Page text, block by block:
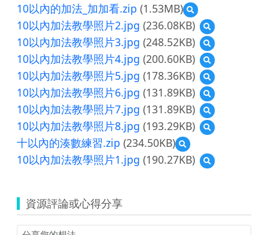
10以內的加法_加加看.zip (1.53MB)
預
覽
10
以
內
的
加
法
_
加
加
看.zip
10以內加法教學照片2.jpg (236.08KB)
預
覽
10
以
內
加
法
教
學
照
10以內加法教學照片3.jpg (248.52KB)
預
覽
10
以
內
加
法
教
學
片
3.jpg
10以內加法教學照片4.jpg (200.60KB)
預
覽
10
以
內
加
法
照
10以內加法教學照片5.jpg (178.36KB)
預
覽
10
以
內
加
教
學
10以內加法教學照片6.jpg (131.89KB)
預
覽
10
以
法
6.jpg
10以內加法教學照片7.jpg (131.89KB)
預
覽
10
內
加
照
片
10以內加法教學照片8.jpg (193.29KB)
預
覽
以
學
照
十以內的湊數練習.zip (234.50KB)
預
覽
十
數
10以內加法教學照片1.jpg (190.27KB)
預
覽
加
法
資源評論或心得分享